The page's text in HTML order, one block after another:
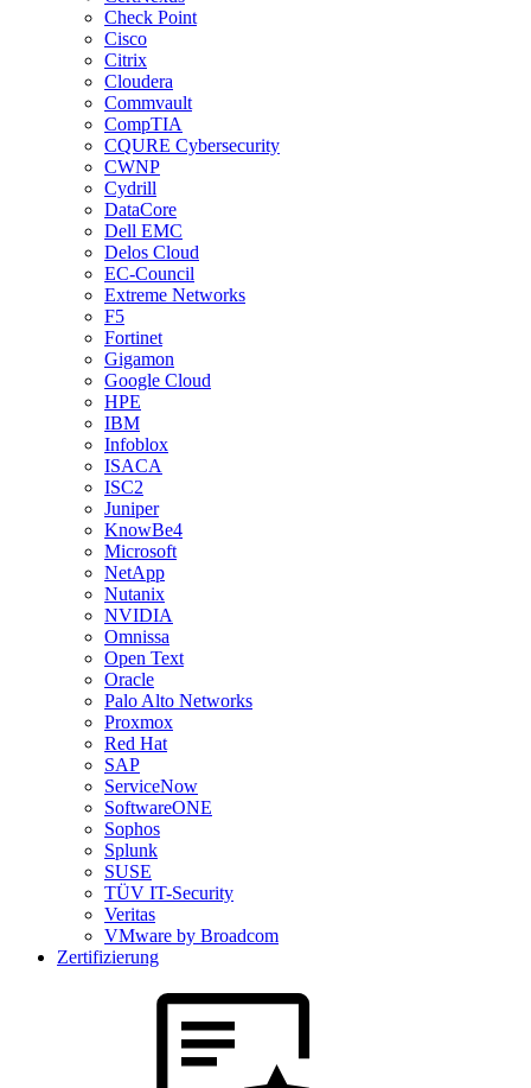
Check Point
Cisco
Citrix
Cloudera
Commvault
CompTIA
CQURE Cybersecurity
CWNP
Cydrill
DataCore
Dell EMC
Delos Cloud
EC-Council
Extreme Networks
F5
Fortinet
Gigamon
Google Cloud
HPE
IBM
Infoblox
ISACA
ISC2
Juniper
KnowBe4
Microsoft
NetApp
Nutanix
NVIDIA
Omnissa
Open Text
Oracle
Palo Alto Networks
Proxmox
Red Hat
SAP
ServiceNow
SoftwareONE
Sophos
Splunk
SUSE
TÜV IT-Security
Veritas
VMware by Broadcom
Zertifizierung